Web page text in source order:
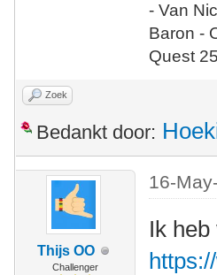
- Van
Baron -
Quest
Zoek
Bedankt door:
Thijs OO
Challenger
16-
Ik